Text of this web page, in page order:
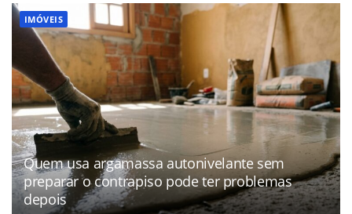
IMÓVEIS
Quem usa argamassa autonivelante sem
preparar o contrapiso pode ter problemas
depois